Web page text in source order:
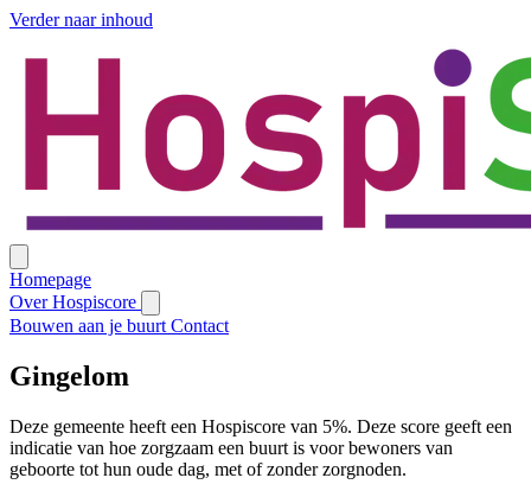
Verder naar inhoud
Homepage
Over Hospiscore
Bouwen aan je buurt Contact
Gingelom
Deze gemeente heeft een Hospiscore van 5%. Deze score geeft een
indicatie van hoe zorgzaam een buurt is voor bewoners van
geboorte tot hun oude dag, met of zonder zorgnoden.